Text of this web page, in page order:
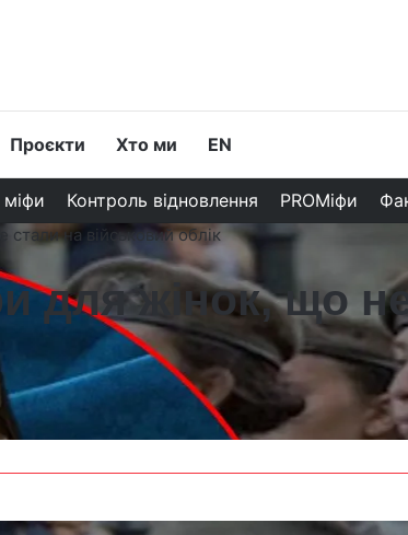
Проєкти Хто ми EN
міфи Контроль відновлення PROМіфи
на військовий облік
жінок, що